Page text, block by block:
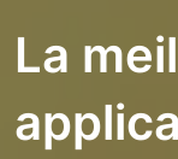
La